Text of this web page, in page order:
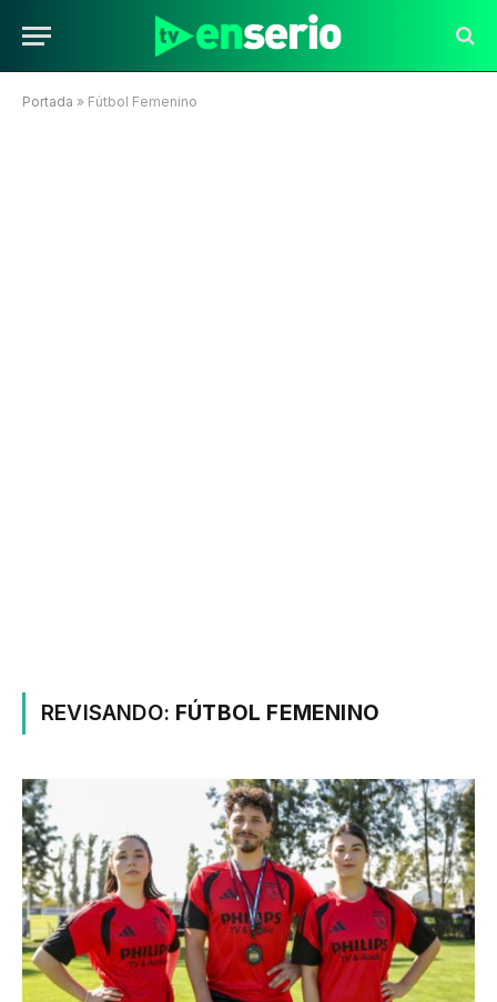
Portada » Fútbol Femenino
REVISANDO: FÚTBOL FEMENINO